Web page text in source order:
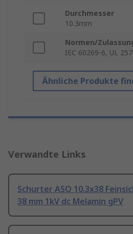
Durchmesser
10.3mm
Normen/
IEC 60269-6, UL
Ähnliche Produkte
Verwandte Links
Schurter ASO 10.3x38
38 mm 1kV dc Melamin gPV